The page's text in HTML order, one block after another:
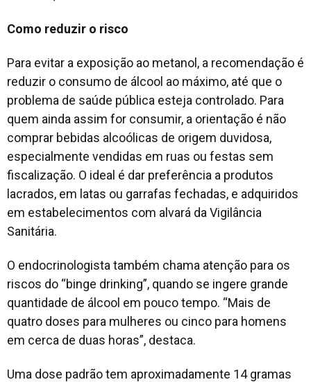
Como reduzir o risco
Para evitar a exposição ao metanol, a recomendação é
reduzir o consumo de álcool ao máximo, até que o
problema de saúde pública esteja controlado. Para
quem ainda assim for consumir, a orientação é não
comprar bebidas alcoólicas de origem duvidosa,
especialmente vendidas em ruas ou festas sem
fiscalização. O ideal é dar preferência a produtos
lacrados, em latas ou garrafas fechadas, e adquiridos
em estabelecimentos com alvará da Vigilância
Sanitária.
O endocrinologista também chama atenção para os
riscos do “binge drinking”, quando se ingere grande
quantidade de álcool em pouco tempo. “Mais de
quatro doses para mulheres ou cinco para homens
em cerca de duas horas”, destaca.
Uma dose padrão tem aproximadamente 14 gramas